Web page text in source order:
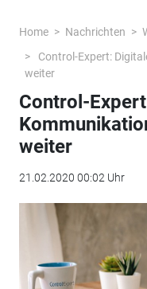
Home Nachrichten
Control-Expert:
weiter
Control-
weiter
21.02.2020 00:02 Uhr